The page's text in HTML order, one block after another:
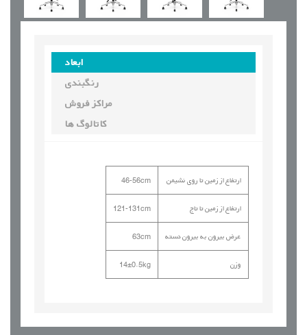
ابعاد
رنگبندی
مراکز فروش
کاتالوگ ها
ارتفاع از زمین تا روی نشیمن 46-56cm
ارتفاع از زمین تا تاج 121-131cm
عرض بیرون به بیرون دسته 63cm
وزن 14±0.5kg